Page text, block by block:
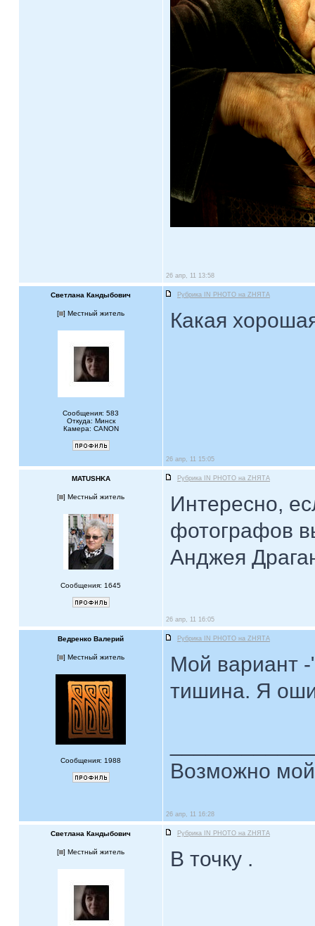
26 апр, 11 13:58
Светлана Кандыбович Рубрика IN PHOTO на ZНЯТА
[ ] Местный житель
Сообщения: 583
Откуда: Минск
Камера: CANON
Какая
26 апр, 11 15:05
MATUSHKA Рубрика IN PHOTO на ZНЯТА
[ ] Местный житель
Сообщения: 1645
Интересно,
фотографов
Анджея
26 апр, 11 16:05
Ведренко Валерий Рубрика IN PHOTO на ZНЯТА
[ ] Местный житель
Сообщения: 1988
Мой вариант
тишина. Я
Возможно
26 апр, 11 16:28
Светлана Кандыбович Рубрика IN PHOTO на ZНЯТА
[ ] Местный житель В точку .